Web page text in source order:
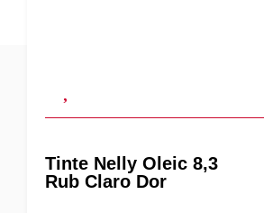
Tinte Nelly Oleic 8,3
Rub Claro Dor